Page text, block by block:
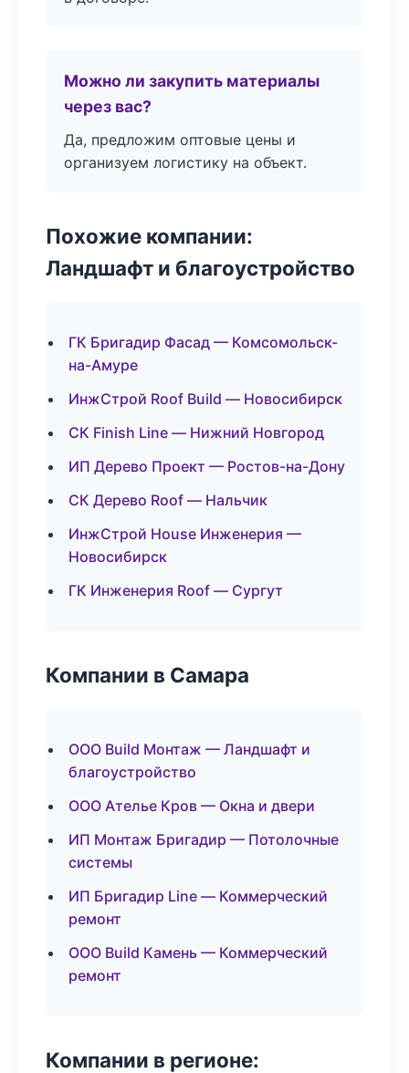
Можно ли закупить материалы
через вас?
Да, предложим оптовые цены и
организуем логистику на объект.
Похожие компании:
Ландшафт и благоустройство
ГК Бригадир Фасад — Комсомольск-
на-Амуре
ИнжСтрой Roof Build — Новосибирск
СК Finish Line — Нижний Новгород
ИП Дерево Проект — Ростов-на-Дону
СК Дерево Roof — Нальчик
ИнжСтрой House Инженерия —
Новосибирск
ГК Инженерия Roof — Сургут
Компании в Самара
ООО Build Монтаж — Ландшафт и
благоустройство
ООО Ателье Кров — Окна и двери
ИП Монтаж Бригадир — Потолочные
системы
ИП Бригадир Line — Коммерческий
ремонт
ООО Build Камень — Коммерческий
ремонт
Компании в регионе: